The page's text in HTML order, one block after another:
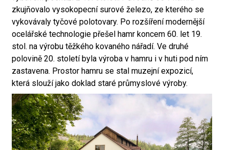
zkujňovalo vysokopecní surové železo, ze kterého se
vykovávaly tyčové polotovary. Po rozšíření modernější
ocelářské technologie přešel hamr koncem 60. let 19.
stol. na výrobu těžkého kovaného nářadí. Ve druhé
polovině 20. století byla výroba v hamru i v huti pod ním
zastavena. Prostor hamru se stal muzejní expozicí,
která slouží jako doklad staré průmyslové výroby.